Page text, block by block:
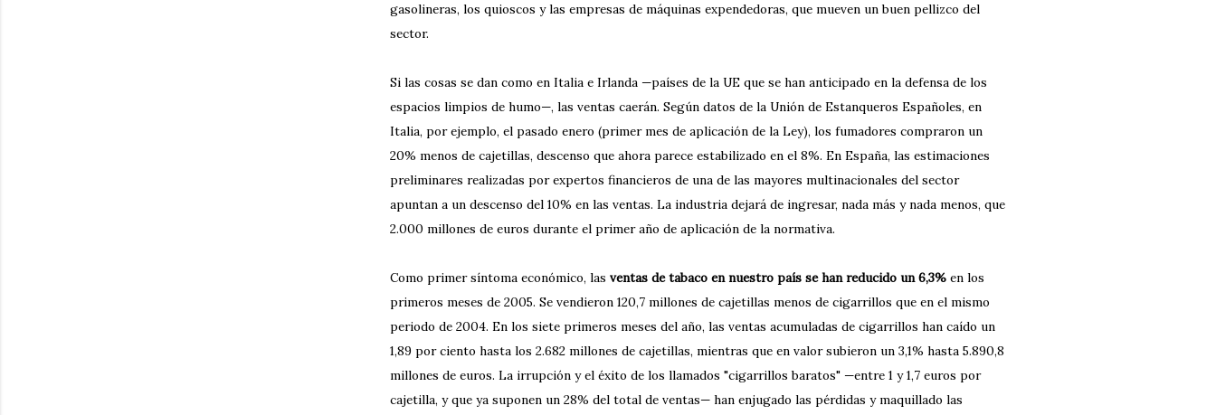
gasolineras, los quioscos y las empresas de máquinas expendedoras, que mueven un buen pellizco del
sector.
Si las cosas se dan como en Italia e Irlanda —países de la UE que se han anticipado en la defensa de los
espacios limpios de humo—, las ventas caerán. Según datos de la Unión de Estanqueros Españoles, en
Italia, por ejemplo, el pasado enero (primer mes de aplicación de la Ley), los fumadores compraron un
20% menos de cajetillas, descenso que ahora parece estabilizado en el 8%. En España, las estimaciones
preliminares realizadas por expertos financieros de una de las mayores multinacionales del sector
apuntan a un descenso del 10% en las ventas. La industria dejará de ingresar, nada más y nada menos, que
2.000 millones de euros durante el primer año de aplicación de la normativa.
Como primer síntoma económico, las ventas de tabaco en nuestro país se han reducido un 6,3% en los
primeros meses de 2005. Se vendieron 120,7 millones de cajetillas menos de cigarrillos que en el mismo
periodo de 2004. En los siete primeros meses del año, las ventas acumuladas de cigarrillos han caído un
1,89 por ciento hasta los 2.682 millones de cajetillas, mientras que en valor subieron un 3,1% hasta 5.890,8
millones de euros. La irrupción y el éxito de los llamados "cigarrillos baratos" —entre 1 y 1,7 euros por
cajetilla, y que ya suponen un 28% del total de ventas— han enjugado las pérdidas y maquillado las